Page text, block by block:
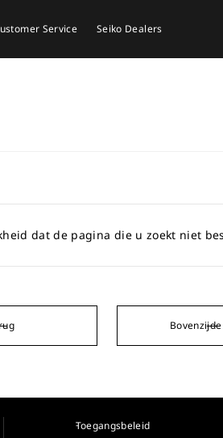
Service Seiko Dealers
dat de pagina die u zoekt niet
Toegangsbeleid